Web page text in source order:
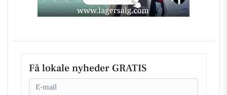
Få lokale nyheder GRATIS
Email